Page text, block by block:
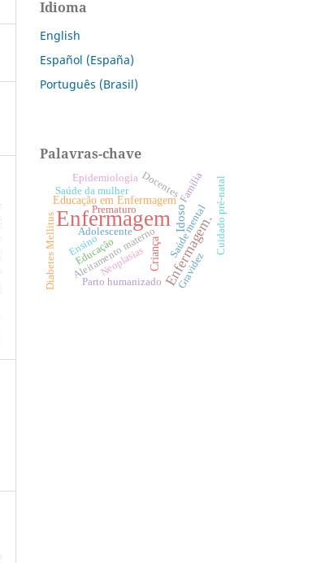
Idioma
English
Español (España)
Português (Brasil)
Palavras-chave
EnfermagemEnfermagem.
Idoso
Criança
Educação em Enfermagem Cuidado pré-natal
Saúde da mulher
Adolescente
Família
Aleitamento materno
Ensino
Epidemiologia
Neoplasias
Diabetes Mellitus Parto humanizado
Saúde mental
Docentes
Prematuro
Educação Gravidez